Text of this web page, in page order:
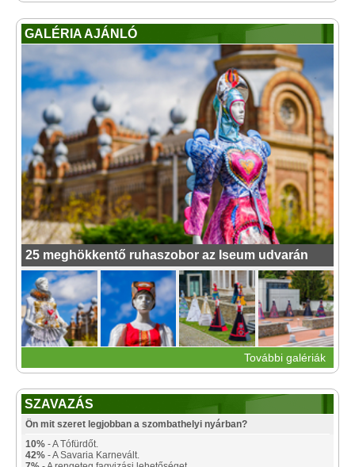
GALÉRIA AJÁNLÓ
25 meghökkentő ruhaszobor az Iseum udvarán
További galériák
SZAVAZÁS
Ön mit szeret legjobban a szombathelyi nyárban?
10% - A Tófürdőt.
42% - A Savaria Karnevált.